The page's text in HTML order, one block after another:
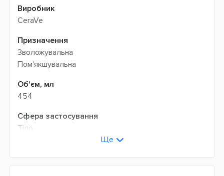
Виробник
CeraVe
Призначення
Зволожувальна
Пом'якшувальна
Об'єм, мл
454
Сфера застосування
Тіло
Ще